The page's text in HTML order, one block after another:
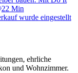
22 Min
wurde eingestellt
ehrliche
und Wohnzimmer.